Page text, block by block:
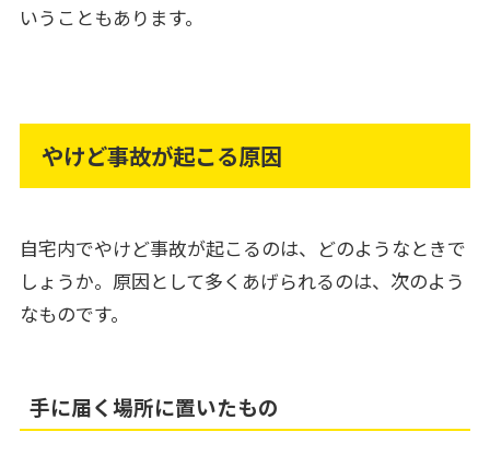
いうこともあります。
やけど事故が起こる原因
自宅内でやけど事故が起こるのは、どのようなときで
しょうか。原因として多くあげられるのは、次のよう
なものです。
手に届く場所に置いたもの